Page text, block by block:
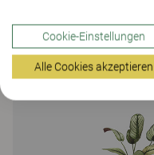
Mehr
Cookie-Einstellungen
Alle Cookies akzeptieren